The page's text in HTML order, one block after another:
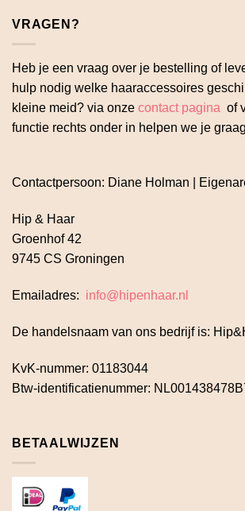
VRAGEN?
Heb je een vraag over je bestelling of
hulp nodig welke haaraccessoires
kleine meid? via onze contact pagina of
functie rechts onder in helpen we je
Contactpersoon: Diane Holman |
Hip & Haar
Groenhof 42
9745 CS Groningen
Emailadres: info@hipenhaar.nl
De handelsnaam van ons bedrijf is:
KvK-nummer: 01183044
Btw-identificatienummer:
BETAALWIJZEN